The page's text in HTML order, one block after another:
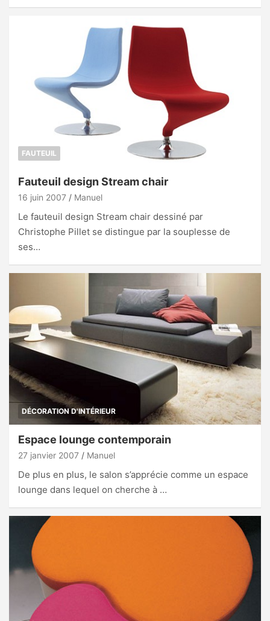
FAUTEUIL
Fauteuil design Stream chair
16 juin 2007 Manuel
Le fauteuil design Stream chair dessiné par
Christophe Pillet se distingue par la souplesse de
ses…
DÉCORATION D'INTÉRIEUR
Espace lounge contemporain
27 janvier 2007 Manuel
De plus en plus, le salon s’apprécie comme un espace
lounge dans lequel on cherche à …